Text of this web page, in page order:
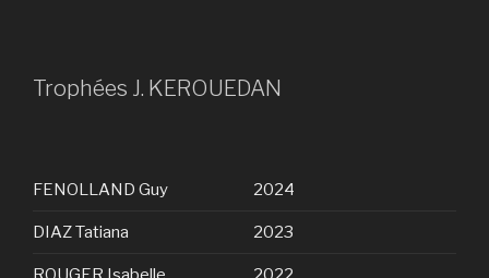
Trophées J. KEROUEDAN
FENOLLAND Guy 2024
DIAZ Tatiana 2023